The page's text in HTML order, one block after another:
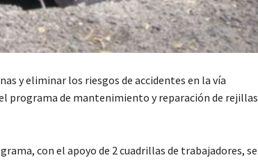
y eliminar los riesgos de accidentes en la vía
programa de mantenimiento y reparación de rejillas
con el apoyo de 2 cuadrillas de trabajadores, se